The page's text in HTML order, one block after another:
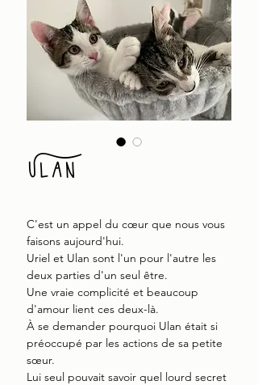
Ulan
C'est un appel du cœur que nous vous
faisons aujourd'hui.
Uriel et Ulan sont l'un pour l'autre les
deux parties d'un seul être.
Une vraie complicité et beaucoup
d'amour lient ces deux-là.
À se demander pourquoi Ulan était si
préoccupé par les actions de sa petite
sœur.
Lui seul pouvait savoir quel lourd secret